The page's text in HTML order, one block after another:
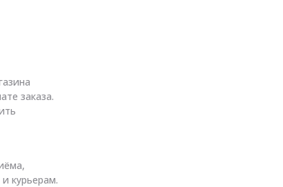
заказа.
курьерам.